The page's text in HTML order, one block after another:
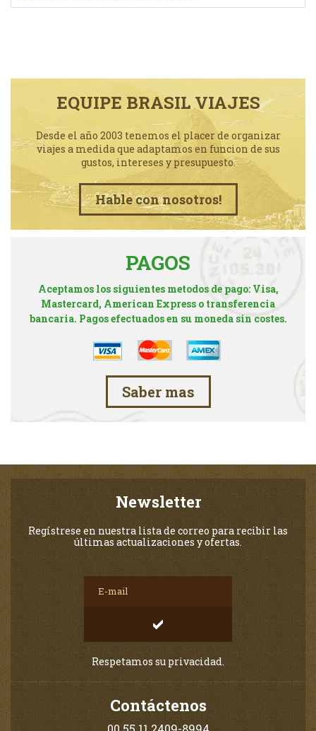
EQUIPE BRASIL VIAJES
Desde el año 2003 tenemos el placer de organizar
viajes a medida que adaptamos en funcion de sus
gustos, intereses y presupuesto.
Hable con nosotros!
PAGOS
Aceptamos los siguientes metodos de pago: Visa,
Mastercard, American Express o transferencia
bancaria. Pagos efectuados en su moneda sin costes.
Saber mas
Newsletter
Regístrese en nuestra lista de correo para recibir las
últimas actualizaciones y ofertas.
Respetamos su privacidad.
Contáctenos